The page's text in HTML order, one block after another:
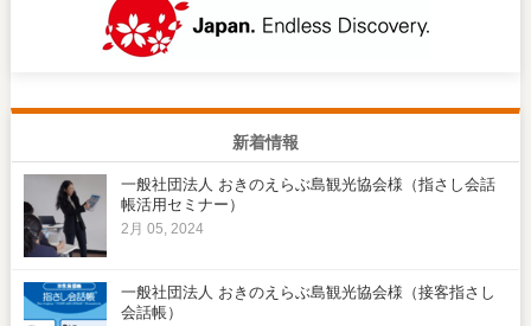
新着情報
一般社団法人 おきのえらぶ島観光協会様（指さし会話
帳活用セミナー）
2月 05, 2024
一般社団法人 おきのえらぶ島観光協会様（接客指さし
会話帳）